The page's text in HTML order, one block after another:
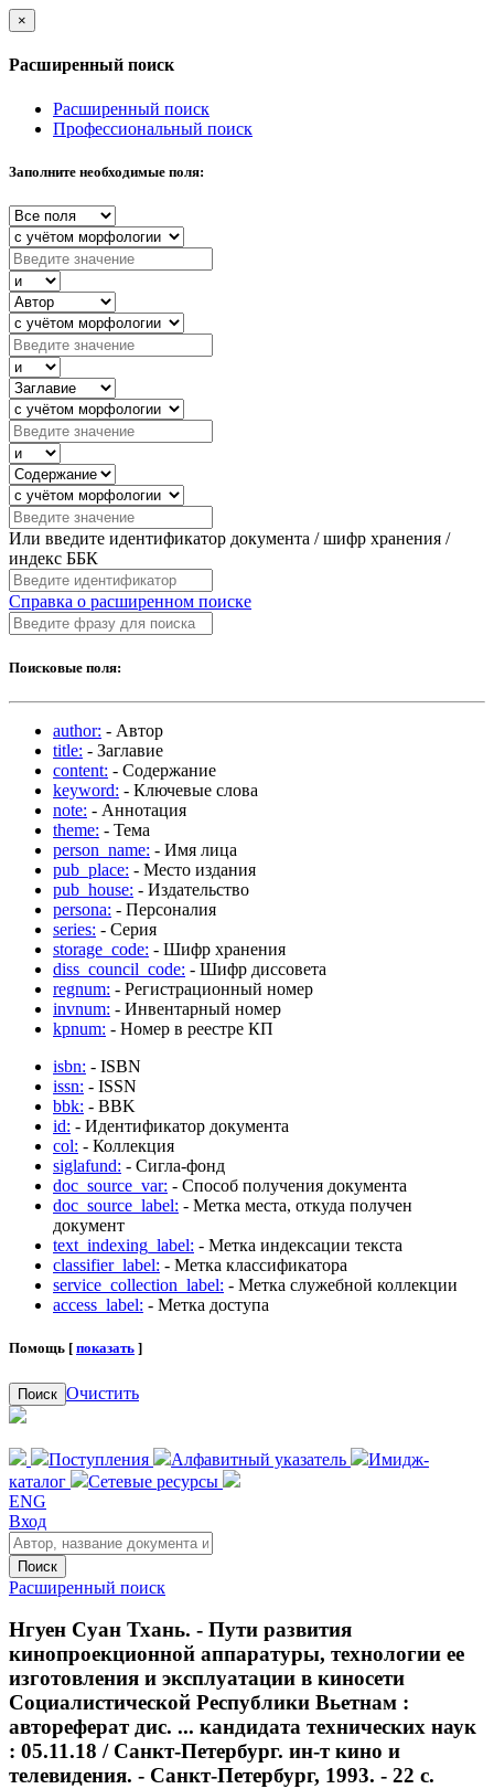
×
Расширенный поиск
Расширенный поиск
Профессиональный поиск
Заполните необходимые поля:
Или введите идентификатор документа / шифр хранения /
индекс ББК
Справка о расширенном поиске
Поисковые поля:
author: - Автор
title: - Заглавие
content: - Содержание
keyword: - Ключевые слова
note: - Аннотация
theme: - Тема
person_name: - Имя лица
pub_place: - Место издания
pub_house: - Издательство
persona: - Персоналия
series: - Серия
storage_code: - Шифр хранения
diss_council_code: - Шифр диссовета
regnum: - Регистрационный номер
invnum: - Инвентарный номер
kpnum: - Номер в реестре КП
isbn: - ISBN
issn: - ISSN
bbk: - BBK
id: - Идентификатор документа
col: - Коллекция
siglafund: - Сигла-фонд
doc_source_var: - Способ получения документа
doc_source_label: - Метка места, откуда получен
документ
text_indexing_label: - Метка индексации текста
classifier_label: - Метка классификатора
service_collection_label: - Метка служебной коллекции
access_label: - Метка доступа
Помощь [ показать ]
Поиск Очистить
Поступления Алфавитный указатель
Имидж-
каталог
Сетевые ресурсы
ENG
Вход
Поиск
Расширенный поиск
Нгуен Суан Тхань. - Пути развития
кинопроекционной аппаратуры, технологии ее
изготовления и эксплуатации в киносети
Социалистической Республики Вьетнам :
автореферат дис. ... кандидата технических наук
: 05.11.18 / Санкт-Петербург. ин-т кино и
телевидения. - Санкт-Петербург, 1993. - 22 с.